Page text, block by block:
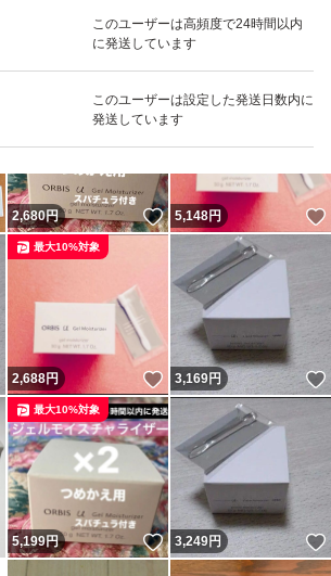
このユーザーは高頻度で24時間以内
に発送しています
このユーザーは設定した発送日数内に
発送しています
いいね！
2,679
いいね！
2,680円 いいね！
5,148円
いいね！
2,688円 いいね！
最大10%対象
3,169円
いいね！
5,199円 いいね！
最大10%対象
3,249円